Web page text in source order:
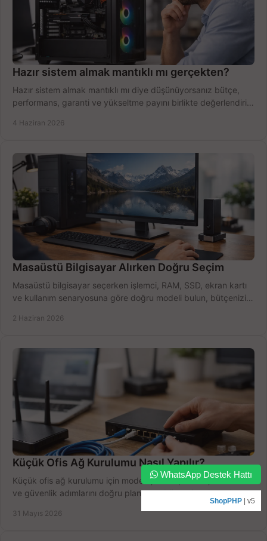
Hazır sistem almak mantıklı mı gerçekten?
Hazır sistem almak mantıklı mı diye düşünüyorsanız bütçe,
performans, garanti ve yükseltme payını birlikte değerlendirin,
4 Haziran 2026
Masaüstü Bilgisayar Alırken Doğru Seçim
Masaüstü bilgisayar seçerken işlemci, RAM, SSD, ekran kartı
ve kullanım senaryosuna göre doğru modeli bulun, bütçenizi
2 Haziran 2026
Küçük Ofis Ağ Kurulumu Nasıl Yapılır?
Küçük ofis ağ kurulumu için modem, router, switch, kablolama
ve güvenlik adımlarını doğru planlayın, bütçeyi zorlamadan
31 Mayıs 2026
WhatsApp Destek Hattı
ShopPHP | v5